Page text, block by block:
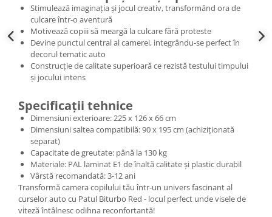
Stimulează imaginația și jocul creativ, transformând ora de
culcare într-o aventură
Motivează copiii să meargă la culcare fără proteste
Devine punctul central al camerei, integrându-se perfect în
decorul tematic auto
Construcție de calitate superioară ce rezistă testului timpului
și jocului intens
Specificații tehnice
Dimensiuni exterioare: 225 x 126 x 66 cm
Dimensiuni saltea compatibilă: 90 x 195 cm (achiziționată
separat)
Capacitate de greutate: până la 130 kg
Materiale: PAL laminat E1 de înaltă calitate și plastic durabil
Vârstă recomandată: 3-12 ani
Transformă camera copilului tău într-un univers fascinant al
curselor auto cu Patul Biturbo Red - locul perfect unde visele de
viteză întâlnesc odihna reconfortantă!